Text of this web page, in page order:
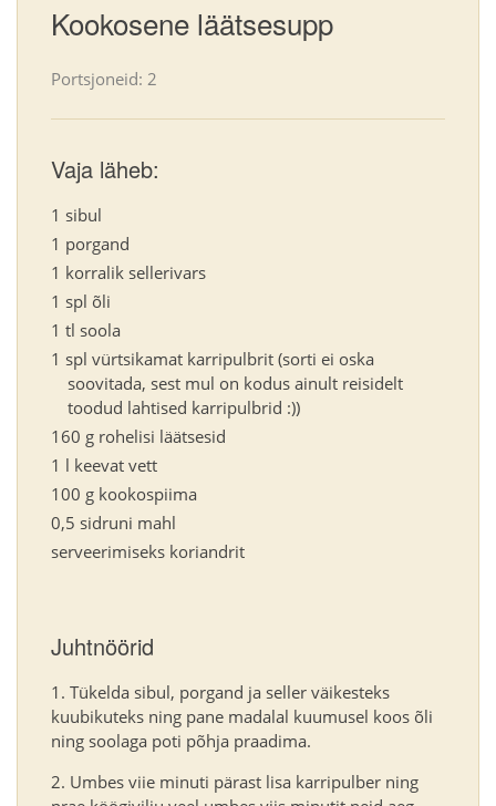
Kookosene läätsesupp
Portsjoneid: 2
Vaja läheb:
1 sibul
1 porgand
1 korralik sellerivars
1 spl õli
1 tl soola
1 spl vürtsikamat karripulbrit (sorti ei oska
soovitada, sest mul on kodus ainult reisidelt
toodud lahtised karripulbrid :))
160 g rohelisi läätsesid
1 l keevat vett
100 g kookospiima
0,5 sidruni mahl
serveerimiseks koriandrit
Juhtnöörid
Tükelda sibul, porgand ja seller väikesteks
kuubikuteks ning pane madalal kuumusel koos õli
ning soolaga poti põhja praadima.
Umbes viie minuti pärast lisa karripulber ning